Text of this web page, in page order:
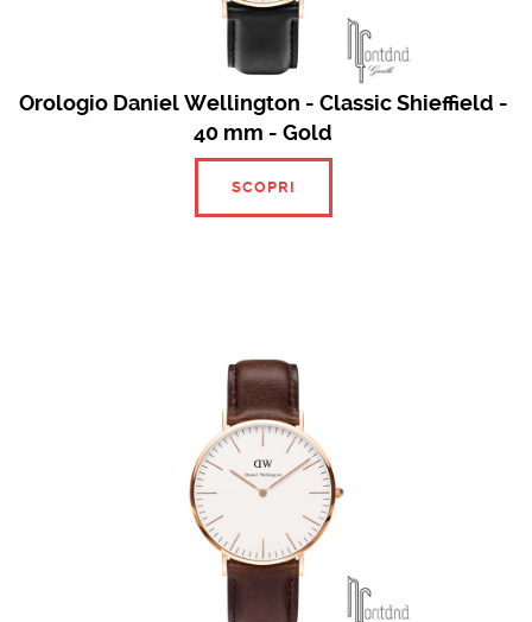
Orologio Daniel Wellington - Classic Shieffield -
40 mm - Gold
SCOPRI